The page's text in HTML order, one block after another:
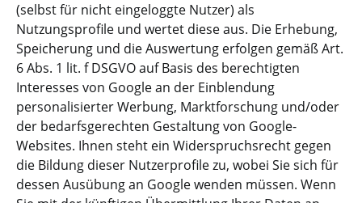
(selbst für nicht eingeloggte Nutzer) als
Nutzungsprofile und wertet diese aus. Die Erhebung,
Speicherung und die Auswertung erfolgen gemäß Art.
6 Abs. 1 lit. f DSGVO auf Basis des berechtigten
Interesses von Google an der Einblendung
personalisierter Werbung, Marktforschung und/oder
der bedarfsgerechten Gestaltung von Google-
Websites. Ihnen steht ein Widerspruchsrecht gegen
die Bildung dieser Nutzerprofile zu, wobei Sie sich für
dessen Ausübung an Google wenden müssen. Wenn